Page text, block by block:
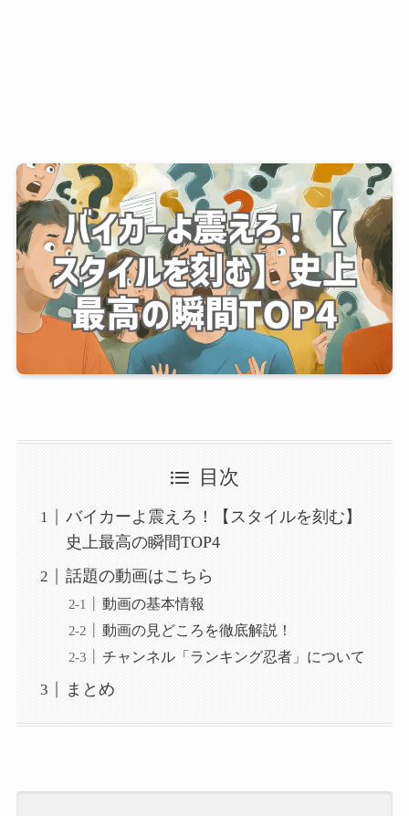
目次
バイカーよ震えろ！【スタイルを刻む】
史上最高の瞬間TOP4
話題の動画はこちら
動画の基本情報
動画の見どころを徹底解説！
チャンネル「ランキング忍者」について
まとめ